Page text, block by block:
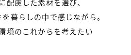
配慮した素材を選び、
暮らしの中で感じながら。
境のこれからを考えたい